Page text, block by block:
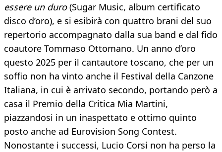
essere un duro(Sugar Music, album certificato
disco d’oro), e si esibirà con quattro brani del suo
repertorio accompagnato dalla sua band e dal fido
coautore Tommaso Ottomano. Un anno d’oro
questo 2025 per il cantautore toscano, che per un
soffio non ha vinto anche il Festival della Canzone
Italiana, in cui è arrivato secondo, portando però a
casa il Premio della Critica Mia Martini,
piazzandosi in un inaspettato e ottimo quinto
posto anche ad Eurovision Song Contest.
Nonostante i successi, Lucio Corsi non ha perso la